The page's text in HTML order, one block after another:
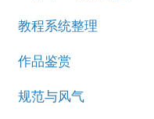
教程系统整理
作品鉴赏
规范与风气